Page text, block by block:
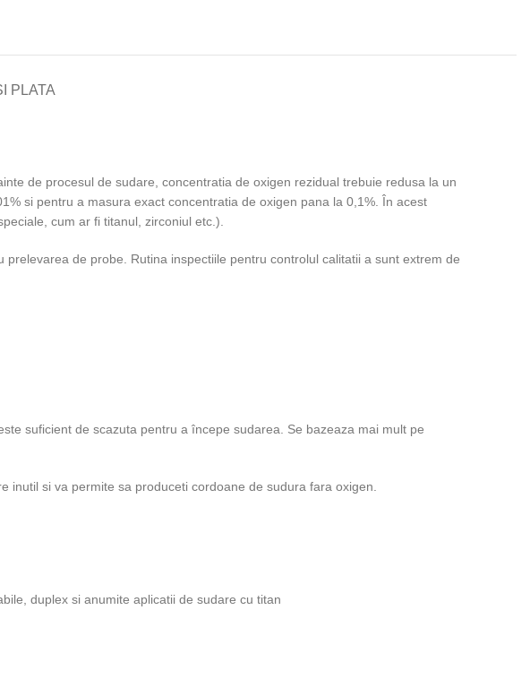
PLATA
de procesul de sudare, concentratia de oxigen rezidual trebuie redusa la un
si pentru a masura exact concentratia de oxigen pana la 0,1%. În acest
cum ar fi titanul, zirconiul etc.).
de probe. Rutina inspectiile pentru controlul calitatii a sunt extrem de
suficient de scazuta pentru a începe sudarea. Se bazeaza mai mult pe
si va permite sa produceti cordoane de sudura fara oxigen.
duplex si anumite aplicatii de sudare cu titan